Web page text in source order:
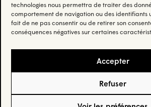
technologies nous permettra de traiter des
comportement de navigation ou des identifiants
fait de ne pas consentir ou de retirer son
conséquences négatives sur certaines
Accepter
Refuser
Subscribe to our newsletter and
on the latest news.
(Nécessaire)
– © Habo Studio Inc.